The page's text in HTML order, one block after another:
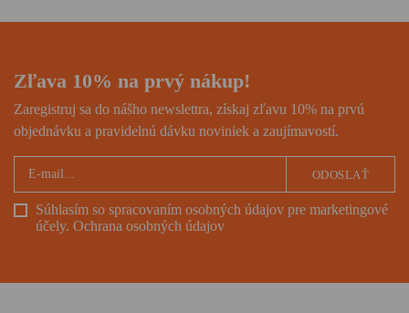
Zľava 10% na prvý nákup!
Zaregistruj sa do nášho newslettra, získaj zľavu 10% na prvú
objednávku a pravidelnú dávku noviniek a zaujímavostí.
Súhlasím so spracovaním osobných údajov pre marketingové
účely. Ochrana osobných údajov
ODOSLAŤ